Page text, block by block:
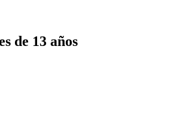
de 13 años